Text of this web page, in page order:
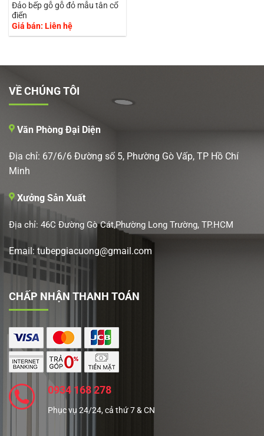
Đảo bếp gỗ gỗ đỏ mẫu tân cổ
điển
Giá bán: Liên hệ
VỀ CHÚNG TÔI
Văn Phòng Đại Diện
Địa chỉ: 67/6/6 Đường số 5, Phường Gò Vấp, TP Hồ Chí
Minh
Xưởng Sản Xuất
Địa chỉ: 46C Đường Gò Cát,Phường Long Trường, TP.HCM
Email: tubepgiacuong@gmail.com
CHẤP NHẬN THANH TOÁN
0934 168 278
Phục vụ 24/24, cả thứ 7 & CN